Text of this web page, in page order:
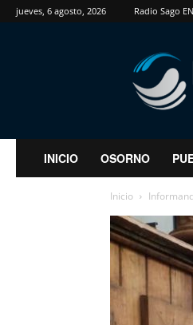
jueves, 6 agosto, 2026 Radio Sago
INICIO OSORNO
Inicio